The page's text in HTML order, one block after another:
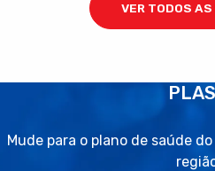
VER TODOS
Mude para o plano de saúde